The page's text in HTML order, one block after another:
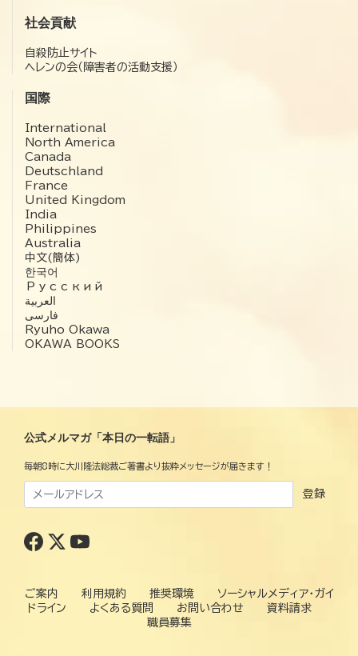
社会貢献
自殺防止サイト
ヘレンの会（障害者の活動支援）
国際
International
North America
Canada
Deutschland
France
United Kingdom
India
Philippines
Australia
中文(簡体)
한국어
Русский
العربية‏
فارسی
Ryuho Okawa
OKAWA BOOKS
公式メルマガ「本日の一転語」
毎朝8時に大川隆法総裁ご著書より抜粋メッセージが届きます！
登録
ご案内 利用規約 推奨環境
ソーシャルメディア・ガイ
ドライン
よくある質問 お問い合わせ
資料請求
職員募集